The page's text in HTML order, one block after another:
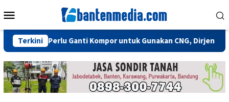
to
Menu
Terkini
Tidak Perlu Ganti Kompor untuk Gunakan CNG, Dirjen Migas: